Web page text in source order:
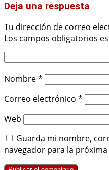
Deja una respuesta
Tu dirección de correo
Los campos obligatorios
Nombre*
Correo electrónico *
Web
Guarda mi nombre,
navegador para la